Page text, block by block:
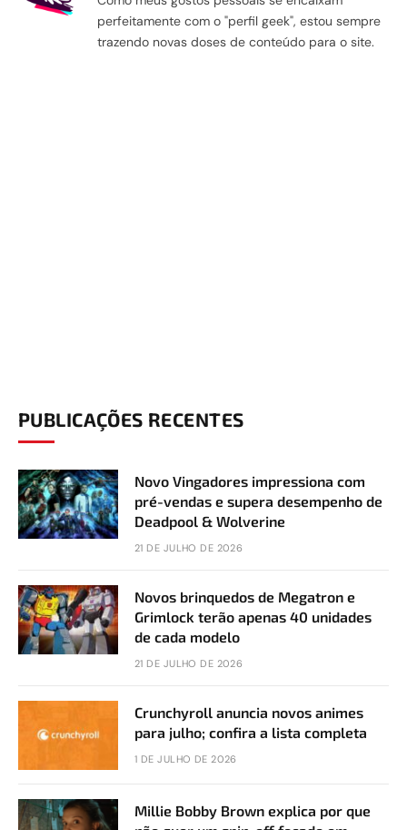
perfeitamente com o "perfil geek", estou sempre
trazendo novas doses de conteúdo para o site.
PUBLICAÇÕES RECENTES
Novo Vingadores impressiona com
pré-vendas e supera desempenho de
Deadpool & Wolverine
21 DE JULHO DE 2026
Novos brinquedos de Megatron e
Grimlock terão apenas 40 unidades
de cada modelo
21 DE JULHO DE 2026
Crunchyroll anuncia novos animes
para julho; confira a lista completa
1 DE JULHO DE 2026
Millie Bobby Brown explica por que